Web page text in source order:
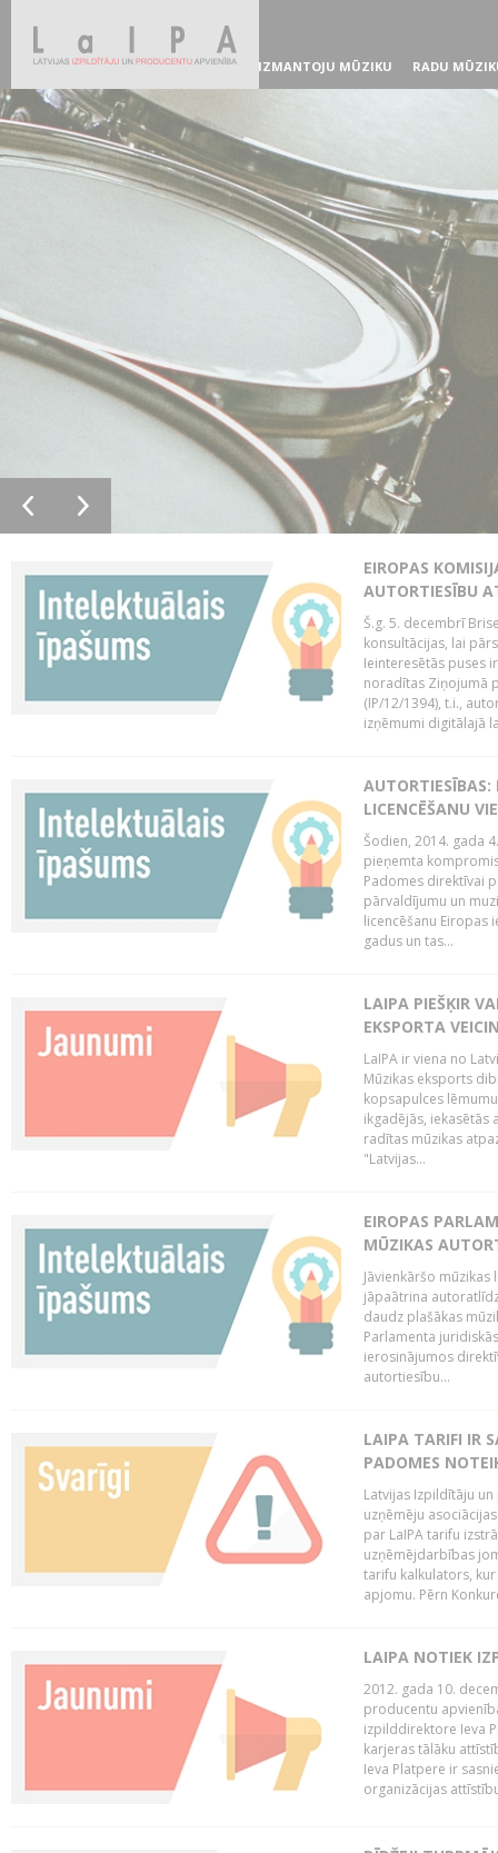
IZMANTOJU MŪZIKU RADU
EIROPAS
AUTORTIESĪBU
Š.g. 5. decembrī
konsultācijas, lai
Ieinteresētās puses
noradītas Ziņojumā
(IP/12/1394), t.i.,
izņēmumi digitālajā
AUTORTIESĪBAS:
LICENCĒŠANU
Šodien, 2014. gada
pieņemta
Padomes direktīvai
pārvaldījumu un
licencēšanu Eiropas
gadus un tas...
LAIPA PIEŠĶIR
EKSPORTA
LaIPA ir viena no
Mūzikas eksports
kopsapulces
ikgadējās, iekasētās
radītas mūzikas
"Latvijas...
EIROPAS
MŪZIKAS
Jāvienkāršo
jāpaātrina
daudz plašākas
Parlamenta
ierosinājumos
autortiesību...
LAIPA TARIFI IR
PADOMES
Latvijas Izpildītāju
uzņēmēju
par LaIPA tarifu
uzņēmējdarbības
tarifu kalkulators,
apjomu. Pērn
LAIPA NOTIEK
2012. gada 10.
producentu
izpilddirektore Ieva
karjeras tālāku
Ieva Platpere ir
organizācijas